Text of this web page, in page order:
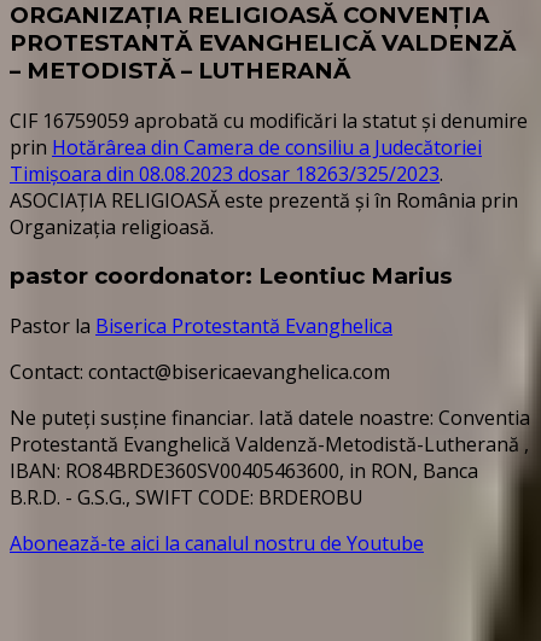
ORGANIZAȚIA RELIGIOASĂ CONVENŢIA
PROTESTANTĂ EVANGHELICĂ VALDENZĂ
– METODISTĂ – LUTHERANĂ
CIF 16759059 aprobată cu modificări la statut și denumire
prin Hotărârea din Camera de consiliu a Judecătoriei
Timișoara din 08.08.2023 dosar 18263/325/2023.
ASOCIAȚIA RELIGIOASĂ este prezentă și în România prin
Organizația religioasă.
pastor coordonator: Leontiuc Marius
Pastor la Biserica Protestantă Evanghelica
Contact: contact@bisericaevanghelica.com
Ne puteți susține financiar. Iată datele noastre: Conventia
Protestantă Evanghelică Valdenză-Metodistă-Lutherană ,
IBAN: RO84BRDE360SV00405463600, in RON, Banca
B.R.D. - G.S.G., SWIFT CODE: BRDEROBU
Abonează-te aici la canalul nostru de Youtube